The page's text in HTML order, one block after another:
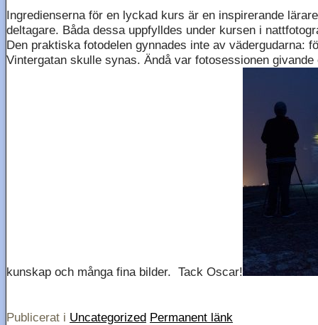
Ingredienserna för en lyckad kurs är en inspirerande
deltagare. Båda dessa uppfylldes under kursen i
Den praktiska fotodelen gynnades inte av vädergudarna:
Vintergatan skulle synas. Ändå var fotosessionen
kunskap och många fina bilder. Tack Oscar!
Publicerat i Uncategorized Permanent länk